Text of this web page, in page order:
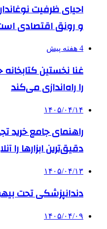
احیای ظرفیت
و رونق اقتصادی
4 هفته پیش
غنا نخستین
را راه‌اندازی می‌کند
۱۴۰۵/۰۴/۱۴
راهنمای جامع خرید
دقیق‌ترین ابزارها را
۱۴۰۵/۰۴/۱۳
دندانپزشکی تحت
۱۴۰۵/۰۴/۰۹